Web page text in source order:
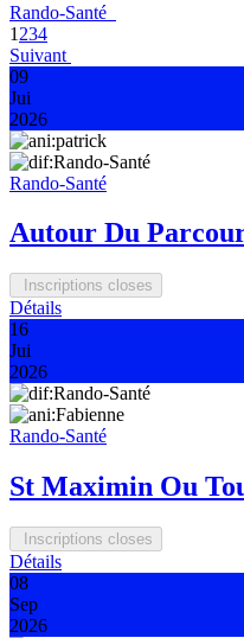
Rando-Santé
1 234
Suivant
09
Jui
2026
Rando-Santé
Autour Du
Inscriptions closes
Détails
16
Jui
2026
Rando-Santé
St Maximin Ou
Inscriptions closes
Détails
08
Sep
2026